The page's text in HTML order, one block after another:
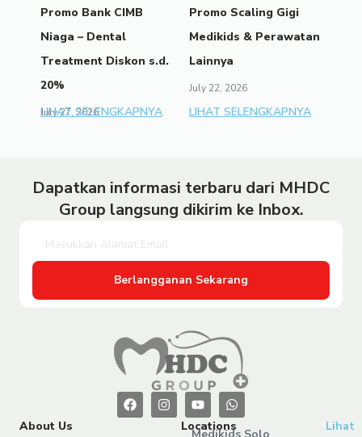
Promo Bank CIMB
Niaga – Dental
Treatment Diskon s.d.
20%
July 27, 2026
LIHAT SELENGKAPNYA
Promo Scaling Gigi
Medikids & Perawatan
Lainnya
July 22, 2026
LIHAT SELENGKAPNYA
Dapatkan informasi terbaru dari MHDC
Group langsung dikirim ke Inbox.
Berlangganan Sekarang
About Us
Locations
Lihat